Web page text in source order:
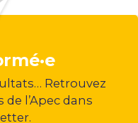
Retrouvez
l’Apec dans